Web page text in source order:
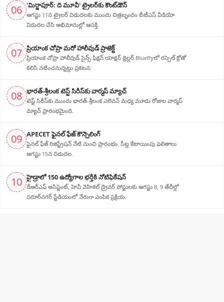
06 'మిర్జాపూర్: ది మూవీ' ట్రైలర్‌కు కౌంట్‌డౌన్
ఆగస్టు 11న ట్రైలర్ విడుదలకు ముందు చిత్రబృందం బీటీఎస్ వీడియో
విడుదల చేసి అభిమానుల్లో ఆసక్తి.
07 ప్రియాంక చోప్రా మరో హాలీవుడ్ ప్రాజెక్ట్
ప్రియాంక చోప్రా హాలీవుడ్ సైన్స్ ఫిక్షన్ యాక్షన్ థ్రిల్లర్ Blueflyలో రస్సెల్ క్రోతో
కలిసి నటించనున్నట్లు ప్రకటన.
08 భారత్-శ్రీలంక టెస్ట్ సిరీస్‌కు వార్మప్ మ్యాచ్
టెస్ట్ సిరీస్‌కు ముందు భారత్-శ్రీలంక ఎలెవన్ మధ్య మూడు రోజుల వార్మప్
మ్యాచ్ ప్రారంభమైంది.
09 APECET ఫైనల్ ఫేజ్ కౌన్సెలింగ్
ఫైనల్ ఫేజ్ రిజిస్ట్రేషన్ నేటి నుంచి ప్రారంభం. సీట్ల కేటాయింపు ఫలితాలు
ఆగస్టు 15న విడుదల.
10 హైడ్రాలో 150 ఉద్యోగాల భర్తీకి నోటిఫికేషన్
డీఆర్‌ఎఫ్ అసిస్టెంట్, హెవీ వెహికల్ డ్రైవర్ పోస్టులకు ఆగస్టు 8, 9 తేదీల్లో
సరూర్‌నగర్ స్టేడియంలో నేరుగా ఎంపిక ప్రక్రియ.